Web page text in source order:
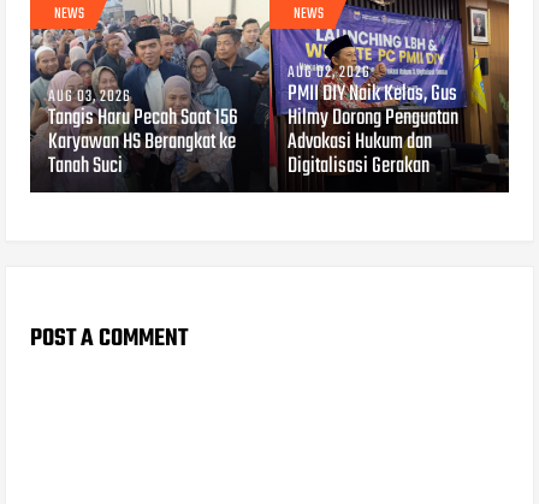
NEWS
AUG 03, 2026
Tangis Haru Pecah Saat 156
Karyawan HS Berangkat ke
Tanah Suci
NEWS
AUG 02, 2026
PMII DIY Naik Kelas, Gus
Hilmy Dorong Penguatan
Advokasi Hukum dan
Digitalisasi Gerakan
POST A COMMENT